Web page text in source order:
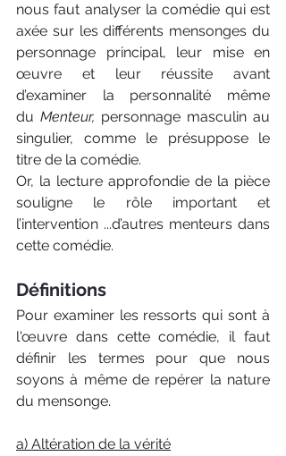
nous faut analyser la comédie qui est
axée sur les différents mensonges du
personnage principal, leur mise en
œuvre et leur réussite avant
d’examiner la personnalité même
du Menteur, personnage masculin au
singulier, comme le présuppose le
titre de la comédie.
Or, la lecture approfondie de la pièce
souligne le rôle important et
l’intervention ...d’autres menteurs dans
cette comédie.
Définitions
Pour examiner les ressorts qui sont à
l'œuvre dans cette comédie, il faut
définir les termes pour que nous
soyons à même de repérer la nature
du mensonge.
a) Altération de la vérité